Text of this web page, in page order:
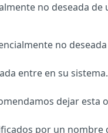
no deseada de
no
entre en su sistema.
dejar esta
por un nombre